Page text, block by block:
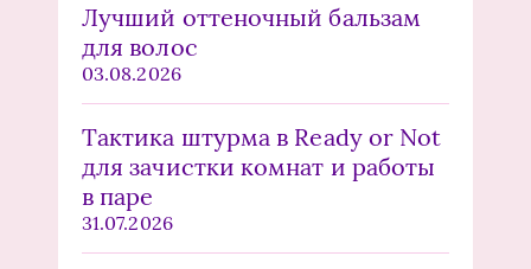
Лучший оттеночный бальзам
для волос
03.08.2026
Тактика штурма в Ready or Not
для зачистки комнат и работы
в паре
31.07.2026